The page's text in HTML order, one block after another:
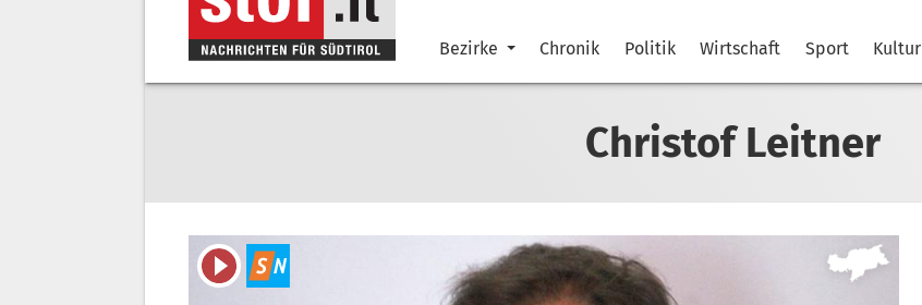
Bezirke Chronik Politik Wirtschaft Sport Kultur
Christof Leitner